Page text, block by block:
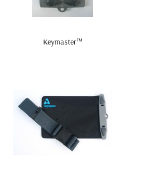
Keymaster™